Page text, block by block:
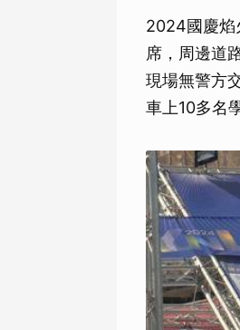
2024國慶焰
席，周邊道
現場無警方
車上10多名